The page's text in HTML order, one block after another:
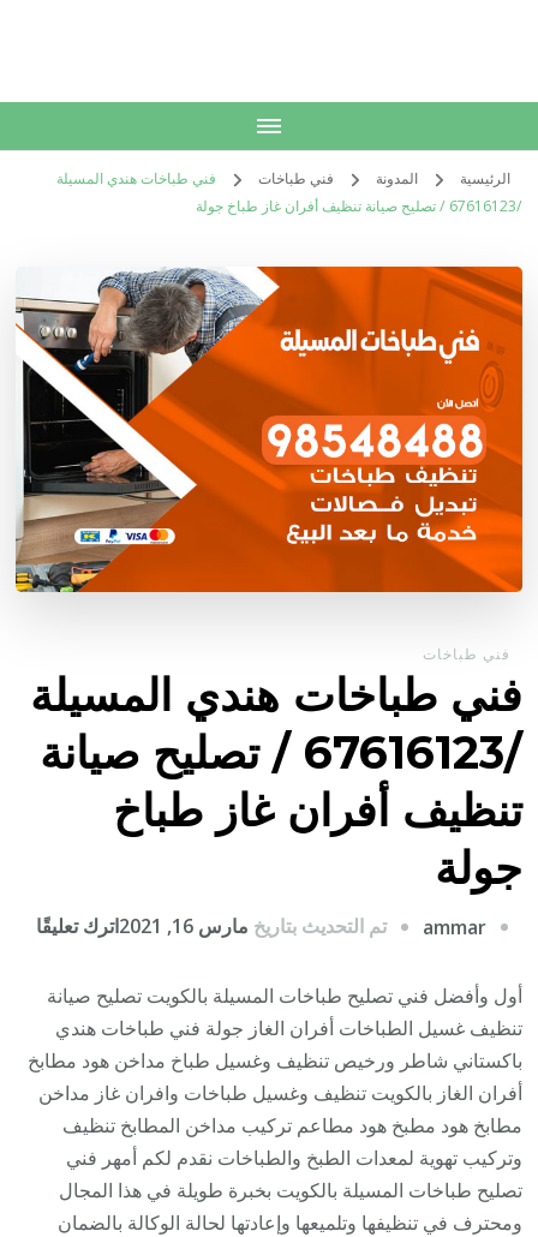
الرئيسية المدونة فني طباخات
فني طباخات هندي المسيلة
/67616123 / تصليح صيانة تنظيف أفران غاز طباخ جولة
فني طباخات
فني طباخات هندي المسيلة
/67616123 / تصليح صيانة
تنظيف أفران غاز طباخ
جولة
ammar تم التحديث بتاريخ مارس 16, 2021 اترك تعليقًا
أول وأفضل فني تصليح طباخات المسيلة بالكويت تصليح صيانة
تنظيف غسيل الطباخات أفران الغاز جولة فني طباخات هندي
باكستاني شاطر ورخيص تنظيف وغسيل طباخ مداخن هود مطابخ
أفران الغاز بالكويت تنظيف وغسيل طباخات وافران غاز مداخن
مطابخ هود مطبخ هود مطاعم تركيب مداخن المطابخ تنظيف
وتركيب تهوية لمعدات الطبخ والطباخات نقدم لكم أمهر فني
تصليح طباخات المسيلة بالكويت بخبرة طويلة في هذا المجال
ومحترف في تنظيفها وتلميعها وإعادتها لحالة الوكالة بالضمان